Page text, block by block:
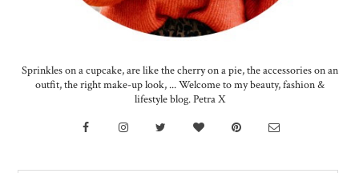
Sprinkles on a cupcake, are like the cherry on a pie, the accessories on an
outfit, the right make-up look, ... Welcome to my beauty, fashion &
lifestyle blog. Petra X